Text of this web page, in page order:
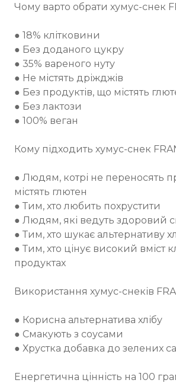
Чому варто обрати хумус-снек
● 18% клітковини
● Без доданого цукру
● 35% вареного нуту
● Не містять дріжджів
● Без продуктів, що містять
● Без лактози
● 100% веган
Кому підходить хумус-снек
● Людям, котрі не переносять
містять глютен
● Тим, хто любить похрустити
● Людям, які ведуть здоровий
● Тим, хто шукає альтернативу
● Тим, хто цінує високий вміст
продуктах
Використання хумус-снеків
● Корисна альтернатива хлібу
● Смакують з соусами
● Хрустка добавка до зелених
Енергетична цінність на 100